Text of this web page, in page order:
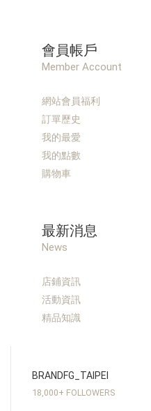
會員帳戶
Member Account
網站會員福利
訂單歷史
我的最愛
我的點數
購物車
最新消息
News
店鋪資訊
活動資訊
精品知識
BRANDFG_TAIPEI
18,000+ FOLLOWERS